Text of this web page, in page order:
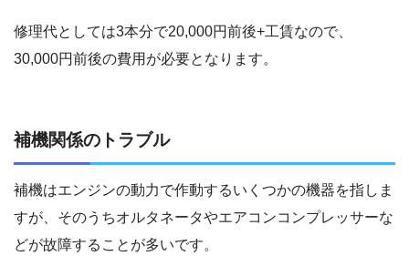
修理代としては3本分で20,000円前後+工賃なので、
30,000円前後の費用が必要となります。
補機関係のトラブル
補機はエンジンの動力で作動するいくつかの機器を指しま
すが、そのうちオルタネータやエアコンコンプレッサーな
どが故障することが多いです。